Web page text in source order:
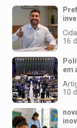
16
em
10